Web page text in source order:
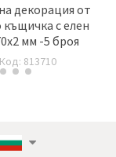
декорация от
с елен
57x70x2 мм -5 броя
Код: 813710